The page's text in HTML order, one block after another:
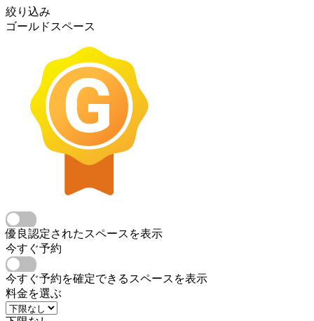
絞り込み
ゴールドスペース
優良認定されたスペースを表示
今すぐ予約
今すぐ予約を確定できるスペースを表示
料金を選ぶ